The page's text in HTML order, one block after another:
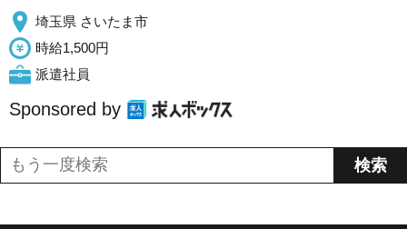
埼玉県 さいたま市
時給1,500円
派遣社員
Sponsored by